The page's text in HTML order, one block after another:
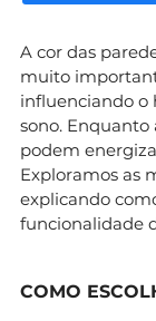
A cor das
muito
influenciando o
sono. Enquanto
podem
Exploramos as
explicando
funcionalidade
COMO